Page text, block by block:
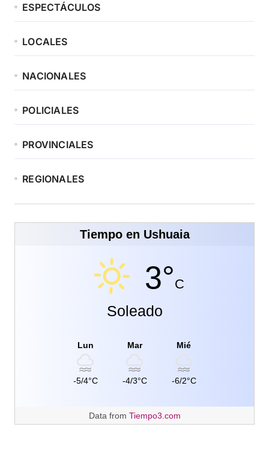
ESPECTÁCULOS
LOCALES
NACIONALES
POLICIALES
PROVINCIALES
REGIONALES
Tiempo en Ushuaia
3°C
Soleado
Lun
-5/4°C
Mar
-4/3°C
Mié
-6/2°C
Data from Tiempo3.com